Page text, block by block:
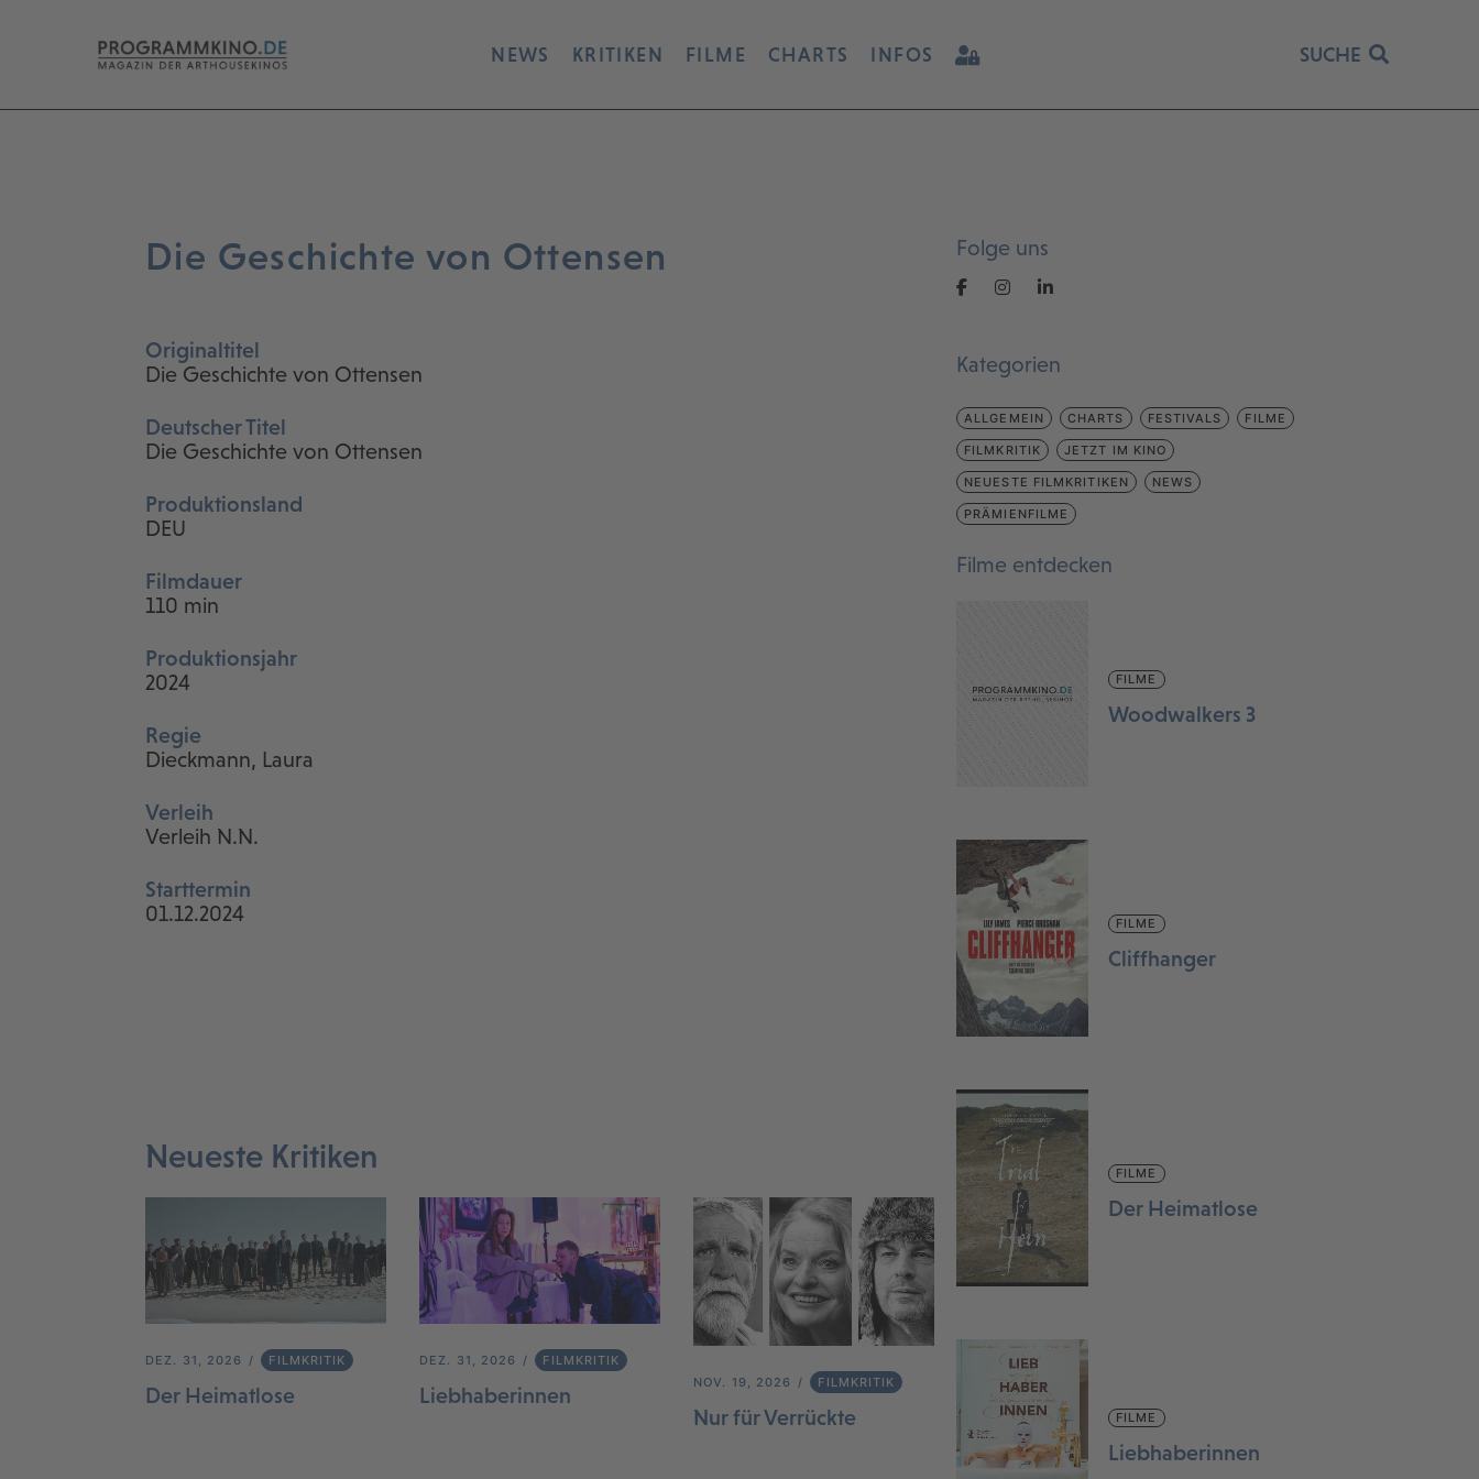
NEWS KRITIKEN FILME CHARTS INFOS SUCHE
Die Geschichte von Ottensen
Originaltitel
Die Geschichte von Ottensen
Deutscher Titel
Die Geschichte von Ottensen
Produktionsland
DEU
Filmdauer
110 min
Produktionsjahr
2024
Regie
Dieckmann, Laura
Verleih
Verleih N.N.
Starttermin
01.12.2024
Neueste Kritiken
DEZ. 31, 2026 FILMKRITIK
Der Heimatlose
DEZ. 31, 2026 FILMKRITIK
Liebhaberinnen
NOV. 19, 2026 FILMKRITIK
Nur für Verrückte
Folge uns
Kategorien
ALLGEMEIN CHARTS FESTIVALS FILME
FILMKRITIK JETZT IM KINO
NEUESTE FILMKRITIKEN NEWS
PRÄMIENFILME
Filme entdecken
FILME
Woodwalkers 3
FILME
Cliffhanger
FILME
Der Heimatlose
FILME
Liebhaberinnen